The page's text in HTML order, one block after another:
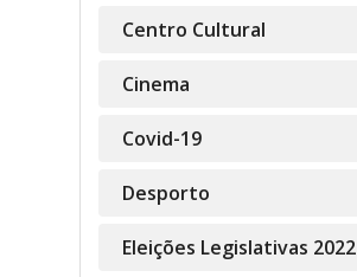
Centro Cultural
Cinema
Covid-19
Desporto
Eleições Legislativas 2022